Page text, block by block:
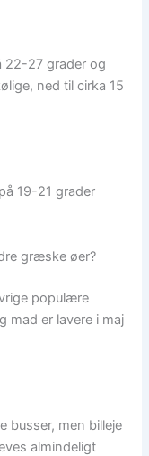
22-27 grader og
ned til cirka 15
19-21 grader
græske øer?
populære
mad er lavere i maj
busser, men billeje
almindeligt